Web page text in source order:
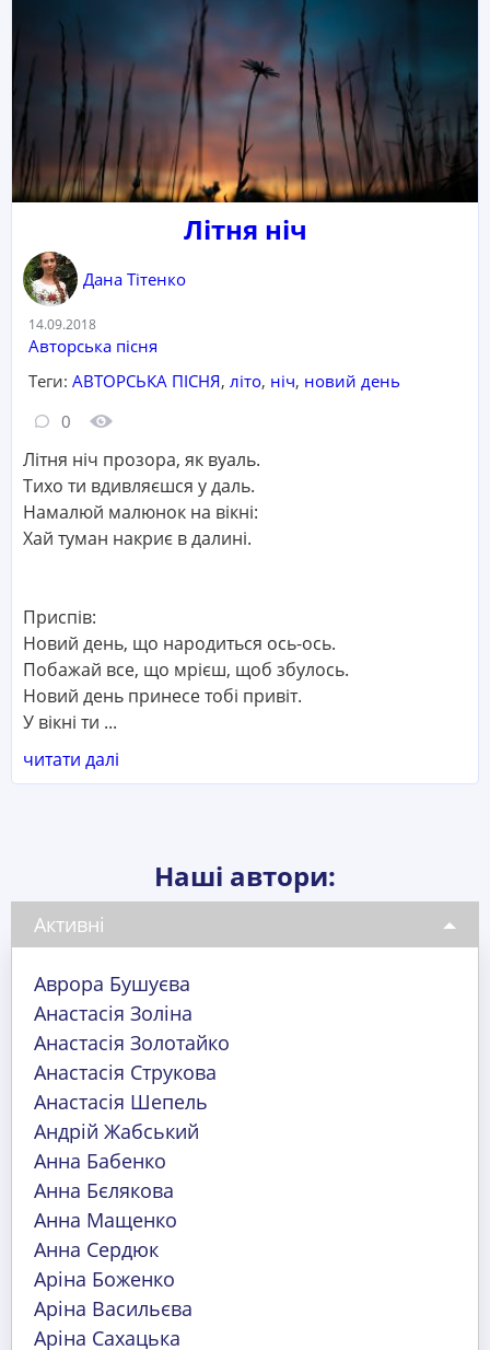
Літня ніч
Дана Тітенко
Дата:
14.09.2018
Категорія:
Авторська пісня
Теги: АВТОРСЬКА ПІСНЯ, літо, ніч, новий день
Кількість коментарів:
0 Кількість переглядів:
Літня ніч прозора, як вуаль.
Тихо ти вдивляєшся у даль.
Намалюй малюнок на вікні:
Хай туман накриє в далині.
Приспів:
Новий день, що народиться ось-ось.
Побажай все, що мрієш, щоб збулось.
Новий день принесе тобі привіт.
У вікні ти ...
читати далі
Наші автори:
Активні
Аврора Бушуєва
Анастасія Золіна
Анастасія Золотайко
Анастасія Струкова
Анастасія Шепель
Андрій Жабський
Анна Бабенко
Анна Бєлякова
Анна Мащенко
Анна Сердюк
Аріна Боженко
Аріна Васильєва
Аріна Сахацька